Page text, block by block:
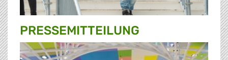
PRESSE­MITTEILUNG